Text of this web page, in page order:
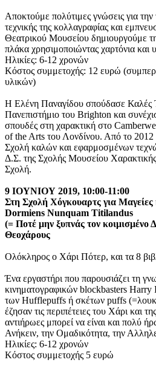
Αποκτούμε πολύτιμες γνώσεις για την
τεχνικής της κολλαγραφίας και
Θεατρικού Μουσείου δημιουργούμε
πλάκα χρησιμοποιώντας χαρτόνια και
Ηλικίες: 6-12 χρονών
Κόστος συμμετοχής: 12 ευρώ
υλικών)
Η Ελένη Παναγίδου σπούδασε Καλές
Πανεπιστήμιο του Brighton και
σπουδές στη χαρακτική στο
of the Arts του Λονδίνου. Από το 2012
Σχολή καλών και εφαρμοσμένων
Δ.Σ. της Σχολής Μουσείου
Σχολή.
9 ΙΟΥΝΙΟΥ 2019, 10:00-11:00
Στη Σχολή Χόγκουαρτς για
Dormiens Nunquam Titilandus
(= Ποτέ μην ξυπνάς τον
Θεοχάρους
Ολόκληρος ο Χάρι Πότερ, και τα 8
Ένα εργαστήρι που παρουσιάζει τη
κινηματογραφικών blockbasters Harry
των Hufflepuffs ή σκέτων puffs
έζησαν τις περιπέτειες του Χάρι και
αντιήρωες μπορεί να είναι και πολύ
Ανήκειν, την Ομαδικότητα, την
Ηλικίες: 6-12 χρονών
Κόστος συμμετοχής 5 ευρώ